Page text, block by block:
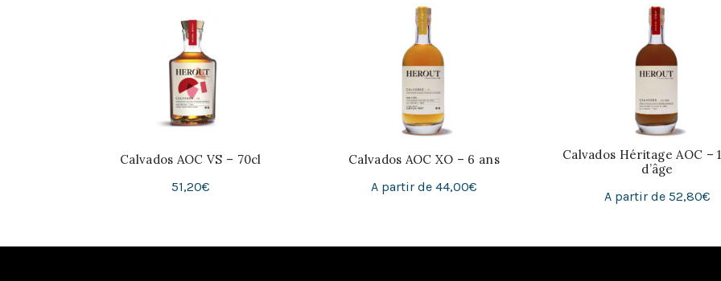
Calvados AOC VS – 70cl
51,20€
Calvados AOC XO – 6 ans
A partir de 44,00€
a
Calvados Héritage AOC –
d’âge
A partir de 52,80€